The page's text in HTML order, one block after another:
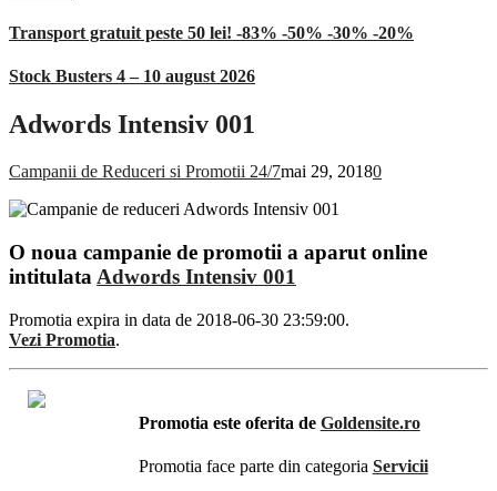
Transport gratuit peste 50 lei! -83% -50% -30% -20%
Stock Busters 4 – 10 august 2026
Adwords Intensiv 001
Campanii de Reduceri si Promotii 24/7mai 29, 20180
O noua campanie de promotii a aparut online
intitulata Adwords Intensiv 001
Promotia expira in data de 2018-06-30 23:59:00.
Vezi Promotia.
Promotia este oferita de Goldensite.ro
Promotia face parte din categoria Servicii